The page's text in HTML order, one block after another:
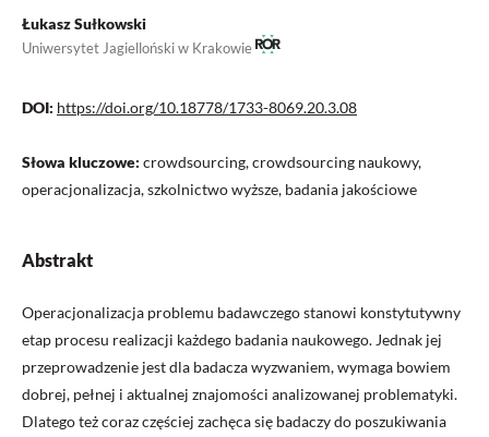
Łukasz Sułkowski
Uniwersytet Jagielloński w Krakowie
DOI: https://doi.org/10.18778/1733-8069.20.3.08
Słowa kluczowe: crowdsourcing, crowdsourcing naukowy,
operacjonalizacja, szkolnictwo wyższe, badania jakościowe
Abstrakt
Operacjonalizacja problemu badawczego stanowi konstytutywny
etap procesu realizacji każdego badania naukowego. Jednak jej
przeprowadzenie jest dla badacza wyzwaniem, wymaga bowiem
dobrej, pełnej i aktualnej znajomości analizowanej problematyki.
Dlatego też coraz częściej zachęca się badaczy do poszukiwania